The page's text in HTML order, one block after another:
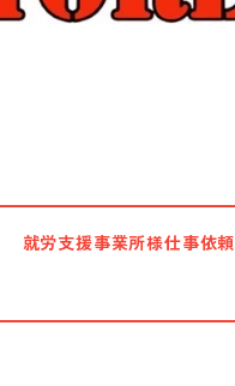
就労支援事業所様仕事依頼